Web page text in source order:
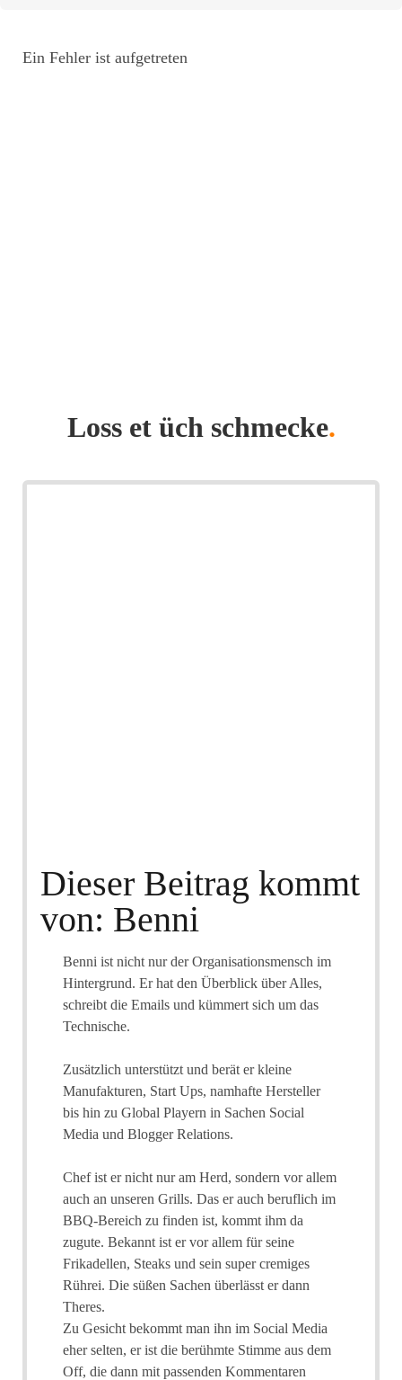
Ein Fehler ist aufgetreten
Loss et üch schmecke.
Dieser Beitrag kommt
von: Benni
Benni ist nicht nur der Organisationsmensch im
Hintergrund. Er hat den Überblick über Alles,
schreibt die Emails und kümmert sich um das
Technische.
Zusätzlich unterstützt und berät er kleine
Manufakturen, Start Ups, namhafte Hersteller
bis hin zu Global Playern in Sachen Social
Media und Blogger Relations.
Chef ist er nicht nur am Herd, sondern vor allem
auch an unseren Grills. Das er auch beruflich im
BBQ-Bereich zu finden ist, kommt ihm da
zugute. Bekannt ist er vor allem für seine
Frikadellen, Steaks und sein super cremiges
Rührei. Die süßen Sachen überlässt er dann
Theres.
Zu Gesicht bekommt man ihn im Social Media
eher selten, er ist die berühmte Stimme aus dem
Off, die dann mit passenden Kommentaren